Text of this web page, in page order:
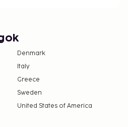
Denmark
Italy
Greece
Sweden
United States of America